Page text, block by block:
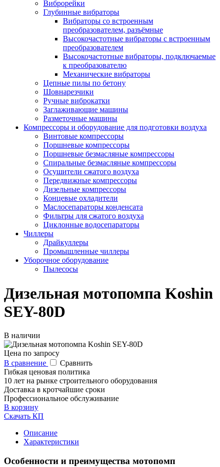
Виброрейки
Глубинные вибраторы
Вибраторы со встроенным
преобразователем, разъёмные
Высокочастотные вибраторы с встроенным
преобразователем
Высокочастотные вибраторы, подключаемые
к преобразователю
Механические вибраторы
Цепные пилы по бетону
Шовнарезчики
Ручные виброкатки
Заглаживающие машины
Разметочные машины
Компрессоры и оборудование для подготовки воздуха
Винтовые компрессоры
Поршневые компрессоры
Поршневые безмасляные компрессоры
Спиральные безмасляные компрессоры
Осушители сжатого воздуха
Передвижные компрессоры
Дизельные компрессоры
Концевые охладители
Маслосепараторы конденсата
Фильтры для сжатого воздуха
Циклонные водосепараторы
Чиллеры
Драйкуллеры
Промышленные чиллеры
Уборочное оборудование
Пылесосы
Дизельная мотопомпа Koshin
SEY-80D
В наличии
Цена по запросу
В сравнение
Сравнить
Гибкая ценовая политика
10 лет на рынке строительного оборудования
Доставка в кротчайшие сроки
Профессиональное обслуживание
В корзину
Скачать КП
Описание
Характеристики
Особенности и преимущества мотопомп